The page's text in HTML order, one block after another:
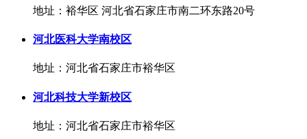
地址：裕华区 河北省石家庄市南二环东路20号
河北医科大学南校区
地址：河北省石家庄市裕华区
河北科技大学新校区
地址：河北省石家庄市裕华区